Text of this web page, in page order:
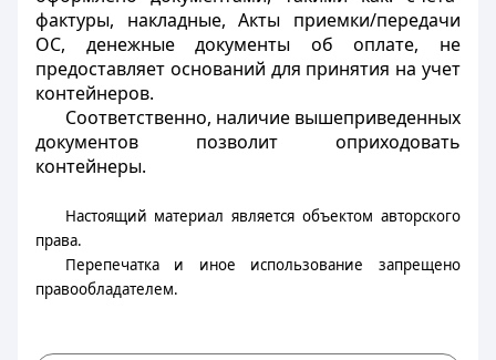
фактуры, накладные, Акты приемки/передачи
ОС, денежные документы об оплате, не
предоставляет оснований для принятия на учет
контейнеров.
Соответственно, наличие вышеприведенных
документов позволит оприходовать
контейнеры.
Настоящий материал является объектом авторского
права.
Перепечатка и иное использование запрещено
правообладателем.